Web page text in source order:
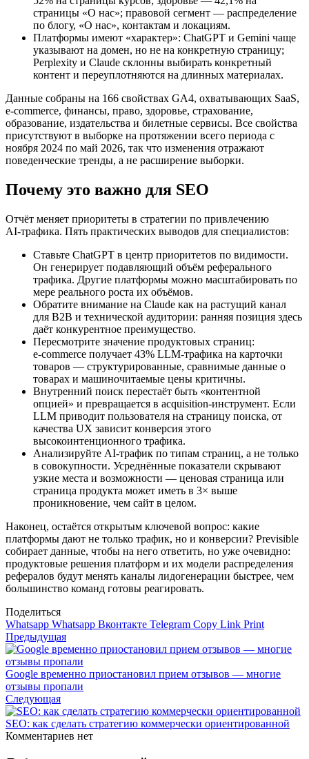
страницы «О нас»; правовой сегмент — распределение
по блогу, «О нас», контактам и локациям.
Платформы имеют «характер»: ChatGPT и Gemini чаще
указывают на домен, но не на конкретную страницу;
Perplexity и Claude склонны выбирать конкретный
контент и переуплотняются на длинных материалах.
Данные собраны на 166 свойствах GA4, охватывающих SaaS,
e‑commerce, финансы, право, здоровье, страхование,
образование, издательства и билетные сервисы. Все свойства
присутствуют в выборке на протяжении всего периода с
ноября 2024 по май 2026, так что изменения отражают
поведенческие тренды, а не расширение выборки.
Почему это важно для SEO
Отчёт меняет приоритеты в стратегии по привлечению
AI‑трафика. Пять практических выводов для специалистов:
Ставьте ChatGPT в центр приоритетов по видимости.
Он генерирует подавляющий объём реферального
трафика. Другие платформы можно масштабировать по
мере реального роста их объёмов.
Обратите внимание на Claude как на растущий канал
для B2B и технической аудитории: ранняя позиция здесь
даёт конкурентное преимущество.
Пересмотрите значение продуктовых страниц:
e‑commerce получает 43% LLM‑трафика на карточки
товаров — структурированные, сравнимые данные о
товарах и машиночитаемые цены критичны.
Внутренний поиск перестаёт быть «контентной
опцией» и превращается в acquisition‑инструмент. Если
LLM приводит пользователя на страницу поиска, от
качества UX зависит конверсия этого
высокоинтенционного трафика.
Анализируйте AI‑трафик по типам страниц, а не только
в совокупности. Усреднённые показатели скрывают
узкие места и возможности — ценовая страница или
страница продукта может иметь в 3× выше
проникновение, чем сайт в целом.
Наконец, остаётся открытым ключевой вопрос: какие
платформы дают не только трафик, но и конверсии? Previsible
собирает данные, чтобы на него ответить, но уже очевидно:
продуктовые решения платформ и их модели распределения
рефералов будут менять каналы лидогенерации быстрее, чем
большинство команд готовы реагировать.
Поделиться
Whatsapp Whatsapp Вконтакте Telegram Copy Link Print
Предыдущая
Google временно приостановил прием отзывов — многие
отзывы пропали
Следующая
SEO: как сделать стратегию коммерчески ориентированной
Комментариев нет